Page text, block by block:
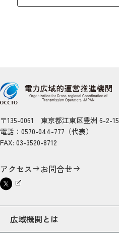
〒135-0061 東京都江東区豊洲 6-2-15
電話：0570-044-777（代表）
FAX: 03-3520-8712
アクセス お問合せ
広域機関とは